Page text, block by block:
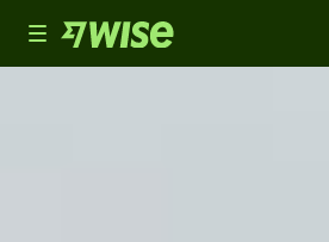
Toggle
navigation